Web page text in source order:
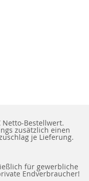
Netto-Bestellwert.
zusätzlich einen
je Lieferung.
für gewerbliche
Endverbraucher!